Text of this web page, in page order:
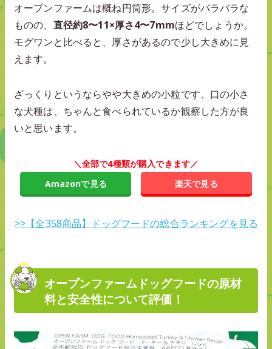
オープンファームは概ね円筒形。サイズがバラバラな
ものの、 直径約8〜11×厚さ4〜7mmほどでしょうか。
モグワンと比べると、厚さがあるので少し大きめに見
えます。
ざっくりというならやや大きめの小粒です。口の小さ
な犬種は、ちゃんと食べられているか観察した方が良
いと思います。
＼全部で4種類が購入できます／
Amazonで見る
楽天で見る
>>【全358商品】ドッグフードの総合ランキングを見る
オープンファームドッグフードの原材
料と安全性について評価！